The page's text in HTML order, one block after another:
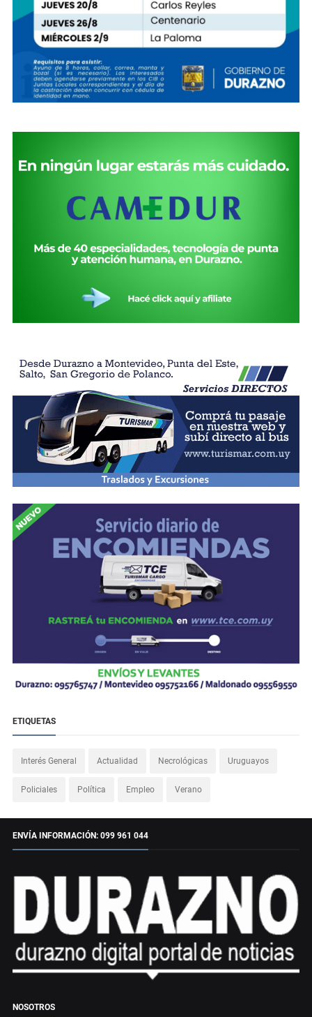
ETIQUETAS
Interés General Actualidad Necrológicas Uruguayos
Policiales Política Empleo Verano
ENVÍA INFORMACIÓN: 099 961 044
NOSOTROS